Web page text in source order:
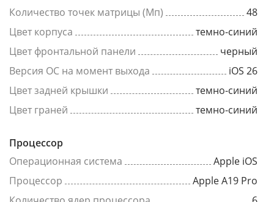
Количество точек матрицы (Мп)
48
Цвет корпуса
темно-синий
Цвет фронтальной панели
черный
Версия ОС на момент выхода
iOS 26
Цвет задней крышки
темно-синий
Цвет граней
темно-синий
Процессор
Операционная система
Apple iOS
Процессор
Apple A19 Pro